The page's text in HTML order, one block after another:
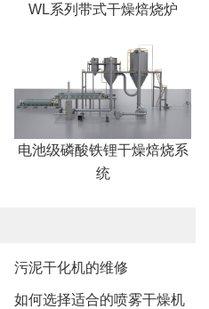
WL系列带式干燥焙烧炉
电池级磷酸铁锂干燥焙烧系
统
污泥干化机的维修
如何选择适合的喷雾干燥机